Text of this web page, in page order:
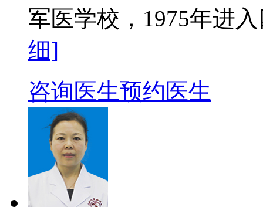
军医学校，1975年进
细]
咨询医生预约医生